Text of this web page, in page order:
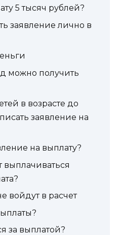
5 тысяч рублей?
заявление лично в
можно получить
в возрасте до
заявление на
на выплату?
выплачиваться
войдут в расчет
за выплатой?